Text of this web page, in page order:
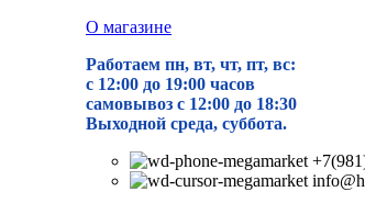
О магазине
Работаем пн, вт, чт, пт, вс:
с 12:00 до 19:00 часов
самовывоз с 12:00 до 18:30
Выходной среда, суббота.